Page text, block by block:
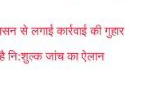
से लगाई कार्रवाई की गुहार
नि:शुल्क जांच का ऐलान